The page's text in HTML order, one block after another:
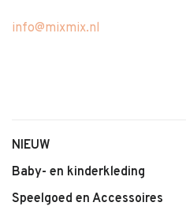
info@mixmix.nl
NIEUW
Baby- en kinderkleding
Speelgoed en Accessoires